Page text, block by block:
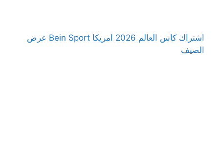
اشتراك كاس العالم 2026 امريكا Bein Sport عرض
الصيف